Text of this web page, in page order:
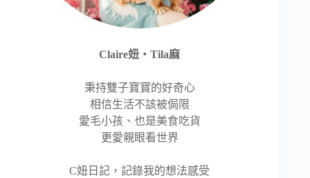
Claire妞‧Tila麻
秉持雙子寶寶的好奇心
相信生活不該被侷限
愛毛小孩、也是美食吃貨
更愛親眼看世界
C妞日記，記錄我的想法感受